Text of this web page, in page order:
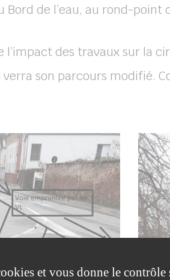
de l’eau, au rond-point
des travaux sur la
son parcours modifié.
et vous donne le